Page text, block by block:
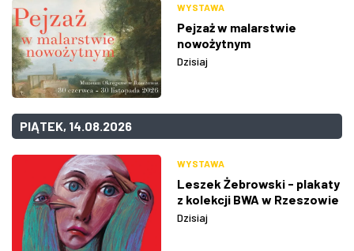
WYSTAWA
Pejzaż w malarstwie
nowożytnym
Dzisiaj
PIĄTEK, 14.08.2026
WYSTAWA
Leszek Żebrowski - plakaty
z kolekcji BWA w Rzeszowie
Dzisiaj